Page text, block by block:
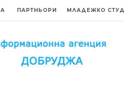
ПАРТНЬОРИ МЛАДЕЖКО